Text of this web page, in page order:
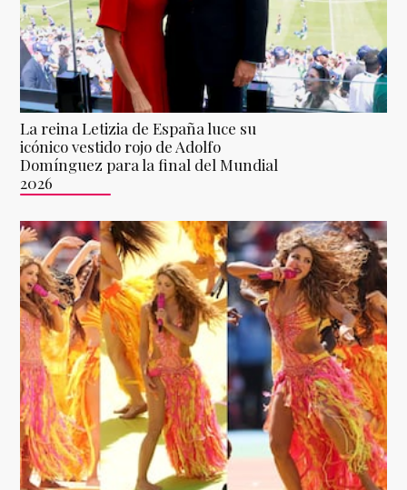
La reina Letizia de España luce su
icónico vestido rojo de Adolfo
Domínguez para la final del Mundial
2026